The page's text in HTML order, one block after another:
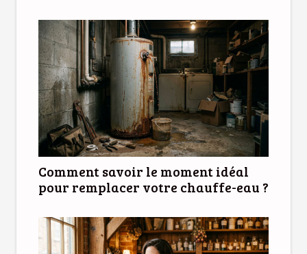
Comment savoir le moment idéal
pour remplacer votre chauffe-eau ?